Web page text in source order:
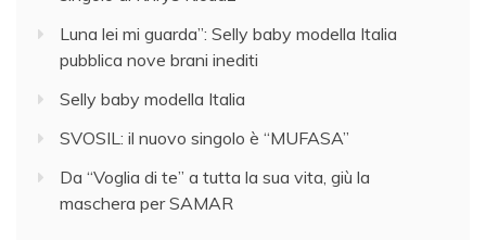
Luna lei mi guarda”: Selly baby modella Italia
pubblica nove brani inediti
Selly baby modella Italia
SVOSIL: il nuovo singolo è “MUFASA”
Da “Voglia di te” a tutta la sua vita, giù la
maschera per SAMAR